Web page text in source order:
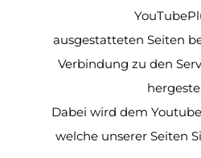
ausgestatteten Seiten
Verbindung zu den
Dabei wird dem
welche unserer Seiten